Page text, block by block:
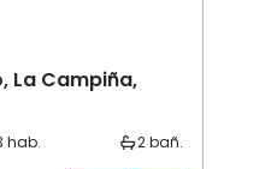
La Campiña,